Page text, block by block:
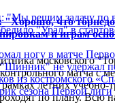
"Хорошо, что
и играм
московского
матча с
летних учебно-
по плану. Всю
"Мы решим задачу по
"Урал" в
ногу в матче
не удержал
из костромского
сезона Первой лиги